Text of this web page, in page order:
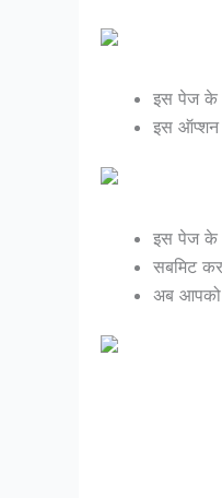
इस पेज के
इस ऑप्शन
इस पेज के
सबमिट
अब आपको